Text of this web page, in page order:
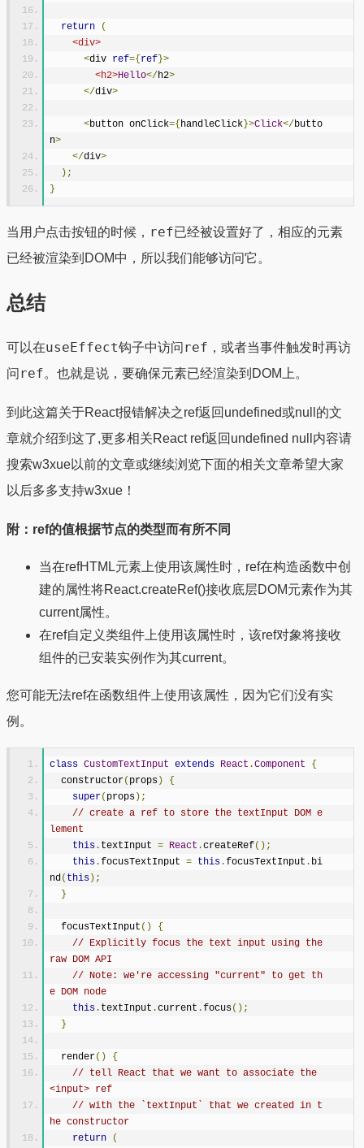
return
(
<div>
<div ref={ ref }>
<h2>Hello</h2>
</div>
<button onClick={ handleClick }>Click</butto
n>
</div>
);
}
当用户点击按钮的时候， ref已经被设置好了，相应的元素
已经被渲染到DOM中，所以我们能够访问它。
总结
可以在useEffect钩子中访问 ref ，或者当事件触发时再访
问 ref。也就是说，要确保元素已经渲染到DOM上。
到此这篇关于React报错解决之ref返回undefined或null的文
章就介绍到这了,更多相关React ref返回undefined null内容请
搜索w3xue以前的文章或继续浏览下面的相关文章希望大家
以后多多支持w3xue！
附：ref的值根据节点的类型而有所不同
当在refHTML元素上使用该属性时，ref在构造函数中创
建的属性将React.createRef()接收底层DOM元素作为其
current属性。
在ref自定义类组件上使用该属性时，该ref对象将接收
组件的已安装实例作为其current。
您可能无法ref在函数组件上使用该属性，因为它们没有实
例。
class CustomTextInput extends React .Component
{
  constructor
( props )
{
super( props );
// create a ref to store the textInput DOM e
lement
this . textInput = React .createRef();
this.focusTextInput = this.focusTextInput . bi
nd( this );
}
  focusTextInput
()
{
// Explicitly focus the text input using the
raw DOM API
// Note: we're accessing "current" to get th
e DOM node
this . textInput .current .focus();
}
  render
()
{
// tell React that we want to associate the
<input> ref
// with the `textInput` that we created in t
he constructor
return
(